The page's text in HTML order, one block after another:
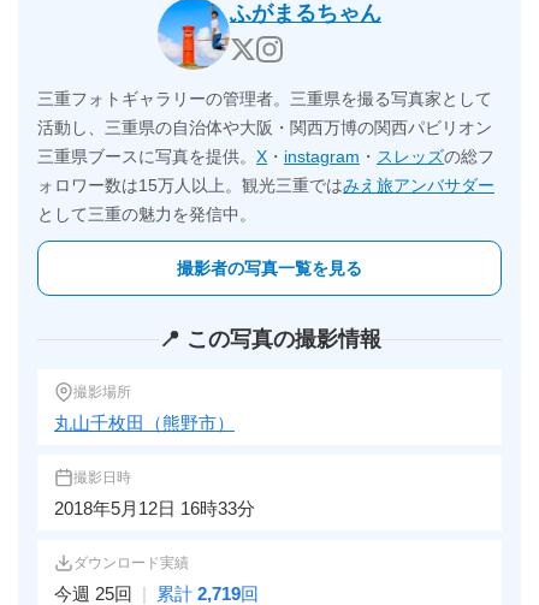
ふがまるちゃん
三重フォトギャラリーの管理者。三重県を撮る写真家として
活動し、三重県の自治体や大阪・関西万博の関西パビリオン
三重県ブースに写真を提供。 X ・ instagram ・ スレッズの総フ
ォロワー数は15万人以上。観光三重ではみえ旅アンバサダー
として三重の魅力を発信中。
撮影者の写真一覧を見る
📍 この写真の撮影情報
撮影場所
丸山千枚田（熊野市）
撮影日時
2018年5月12日 16時33分
ダウンロード実績
今週 25回 | 累計 2,719回